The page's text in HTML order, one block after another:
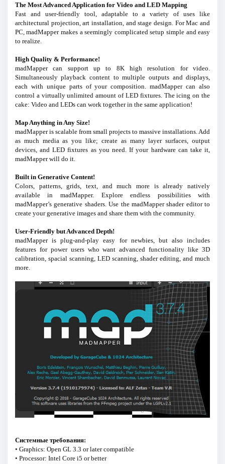
The Most Advanced Application for Video and LED Mapping
Fast and user-friendly tool, adaptable to a variety of uses like
architectural projection, art installation, and stage design. For Mac and
PC, madMapper makes a seemingly complicated setup simple and easy
to realize.
High Quality & Performance!
madMapper can support up to 8K high resolution for video.
Simultaneously playback content to multiple outputs and displays,
each with unique parts of your composition. madMapper can also
control a virtually unlimited amount of LED fixtures. The icing on the
cake: Video and LEDs can work together in the same application!
Map Anything in Any Size!
madMapper is scalable from small projects to massive installations. Add
as much media as you like; create as many layer surfaces, output
devices, and LED fixtures as you need. If your hardware can take it,
madMapper will do it.
Built in Generative Content!
Colors, patterns, grids, text, and much more is already natively
available in madMapper. Explore endless possibilities with
madMapper’s generative shaders. Use the madMapper shader editor to
create your generative images and share them with the community.
User-Friendly but Advanced Depth!
madMapper is plug-and-play easy for newbies, but also includes
features for power users who want advanced functionality like 3D
calibration, spacial scanning, LED scanning, shader editing, and much
more.
Системные требования:
• Graphics: Open GL 3.3 or later compatible
• Processor: Intel Core i5 or better